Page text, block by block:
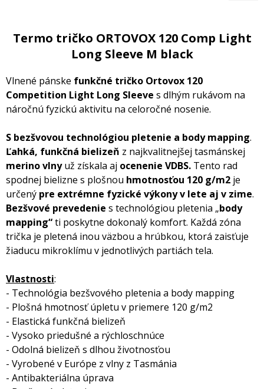
Termo tričko ORTOVOX 120 Comp Light
Long Sleeve M black
Vlnené pánske funkčné tričko Ortovox 120
Competition Light Long Sleeve s dlhým rukávom na
náročnú fyzickú aktivitu na celoročné nosenie.
S bezšvovou technológiou pletenie a body mapping.
Ľahká, funkčná bielizeň z najkvalitnejšej tasmánskej
merino vlnyuž získala aj ocenenie VDBS. Tento rad
spodnej bielizne s plošnou hmotnosťou 120 g/m2 je
určený pre extrémne fyzické výkony v lete aj v zime.
Bezšvové prevedenie s technológiou pletenia „body
mapping“ti poskytne dokonalý komfort. Každá zóna
trička je pletená inou väzbou a hrúbkou, ktorá zaisťuje
žiaducu mikroklímu v jednotlivých partiách tela.
Vlastnosti:
- Technológia bezšvového pletenia a body mapping
- Plošná hmotnosť úpletu v priemere 120 g/m2
- Elastická funkčná bielizeň
- Vysoko priedušné a rýchloschnúce
- Odolná bielizeň s dlhou životnosťou
- Vyrobené v Európe z vlny z Tasmánia
- Antibakteriálna úprava